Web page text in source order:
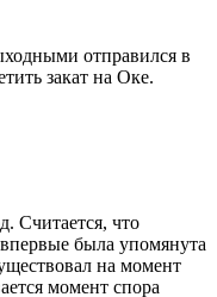
отправился в
закат на Оке.
Считается, что
была упомянута
на момент
момент спора